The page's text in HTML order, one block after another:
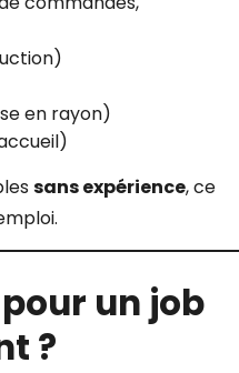
en rayon)
sans expérience, ce
un job
?